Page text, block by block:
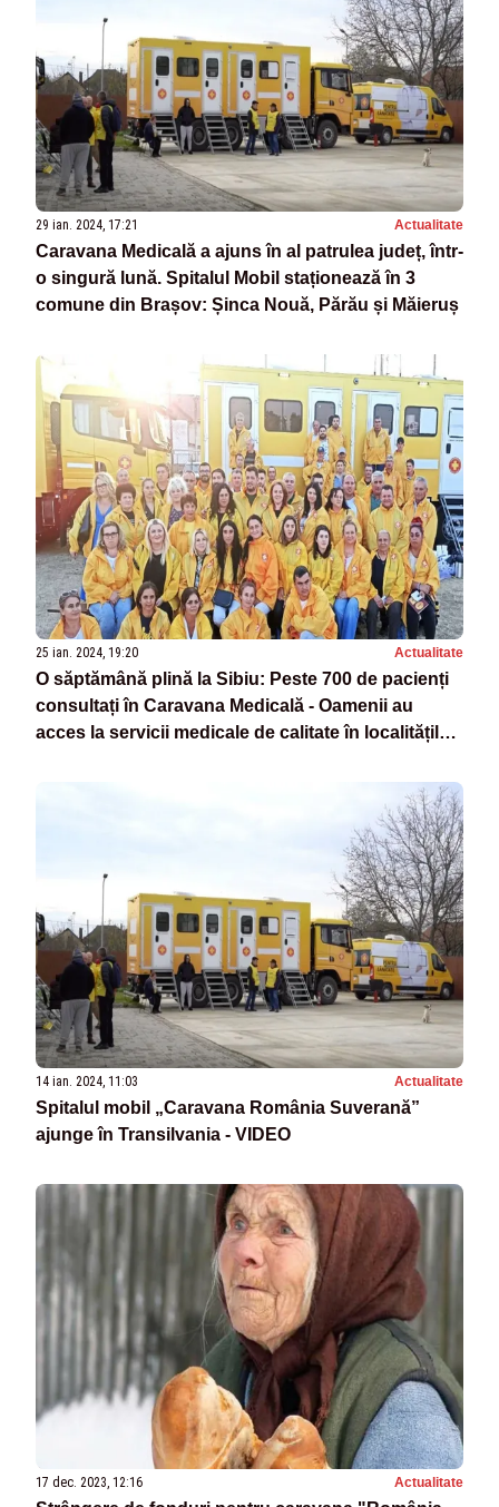
29 ian. 2024, 17:21 Actualitate
Caravana Medicală a ajuns în al patrulea județ, într-
o singură lună. Spitalul Mobil staționează în 3
comune din Brașov: Șinca Nouă, Părău și Măieruș
25 ian. 2024, 19:20 Actualitate
O săptămână plină la Sibiu: Peste 700 de pacienți
consultați în Caravana Medicală - Oamenii au
acces la servicii medicale de calitate în localitățile
14 ian. 2024, 11:03 Actualitate
Spitalul mobil „Caravana România Suverană”
ajunge în Transilvania - VIDEO
17 dec. 2023, 12:16 Actualitate